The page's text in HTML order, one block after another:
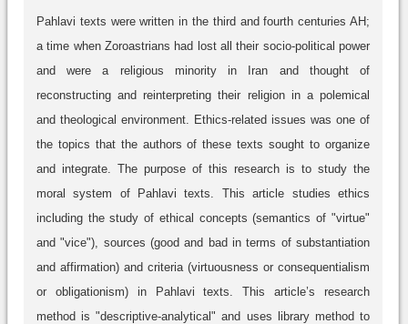
Pahlavi texts were written in the third and fourth centuries AH;
a time when Zoroastrians had lost all their socio-political power
and were a religious minority in Iran and thought of
reconstructing and reinterpreting their religion in a polemical
and theological environment. Ethics-related issues was one of
the topics that the authors of these texts sought to organize
and integrate. The purpose of this research is to study the
moral system of Pahlavi texts. This article studies ethics
including the study of ethical concepts (semantics of "virtue"
and "vice"), sources (good and bad in terms of substantiation
and affirmation) and criteria (virtuousness or consequentialism
or obligationism) in Pahlavi texts. This article’s research
method is "descriptive-analytical" and uses library method to